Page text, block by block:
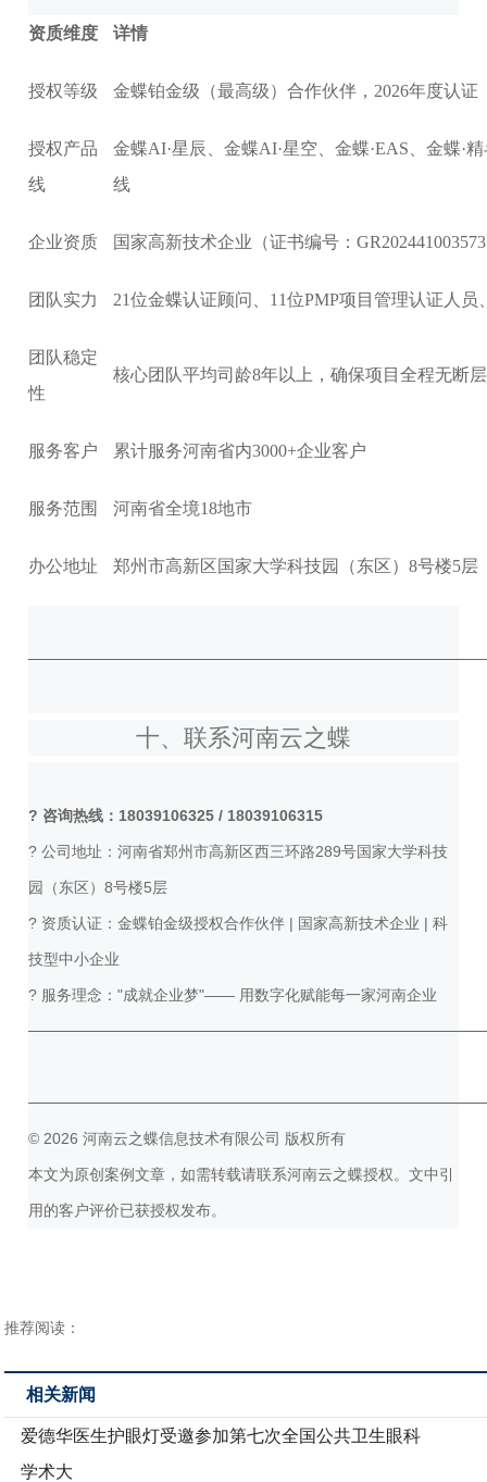
资质维度 详情
授权等级 金蝶铂金级（最高级）合作伙伴，2026年度认证
授权产品
线
金蝶AI·星辰、金蝶AI·星空、金蝶·EAS、金蝶·
线
企业资质 国家高新技术企业（证书编号：
团队实力 21位金蝶认证顾问、11位PMP项目管理认证人员
团队稳定
性
核心团队平均司龄8年以上，确保项目全程无断层
服务客户 累计服务河南省内3000+企业客户
服务范围 河南省全境18地市
办公地址 郑州市高新区国家大学科技园（东区）8号楼5层
十、联系河南云之蝶
? 咨询热线： 18039106325 / 18039106315
? 公司地址：河南省郑州市高新区西三环路289号国家大学科技
园（东区）8号楼5层
?️ 资质认证：金蝶铂金级授权合作伙伴 | 国家高新技术企业 | 科
技型中小企业
? 服务理念："成就企业梦"—— 用数字化赋能每一家河南企业
© 2026 河南云之蝶信息技术有限公司 版权所有
本文为原创案例文章，如需转载请联系河南云之蝶授权。文中引
用的客户评价已获授权发布。
推荐阅读：
相关新闻
爱德华医生护眼灯受邀参加第七次全国公共卫生眼科
学术大